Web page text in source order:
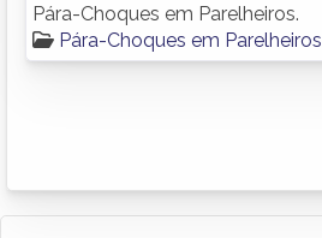
Pára-Choques em Parelheiros.
Pára-Choques em Parelheiros